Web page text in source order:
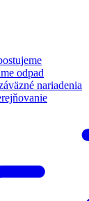
odpad
nariadenia